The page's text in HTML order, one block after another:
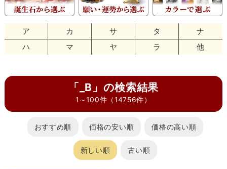
ア カ サ タ
ナ
ハ
マ ヤ ラ 他
「_B」の検索結果
1～100件（14756件）
おすすめ順 価格の安い順 価格の高い順
新しい順 古い順